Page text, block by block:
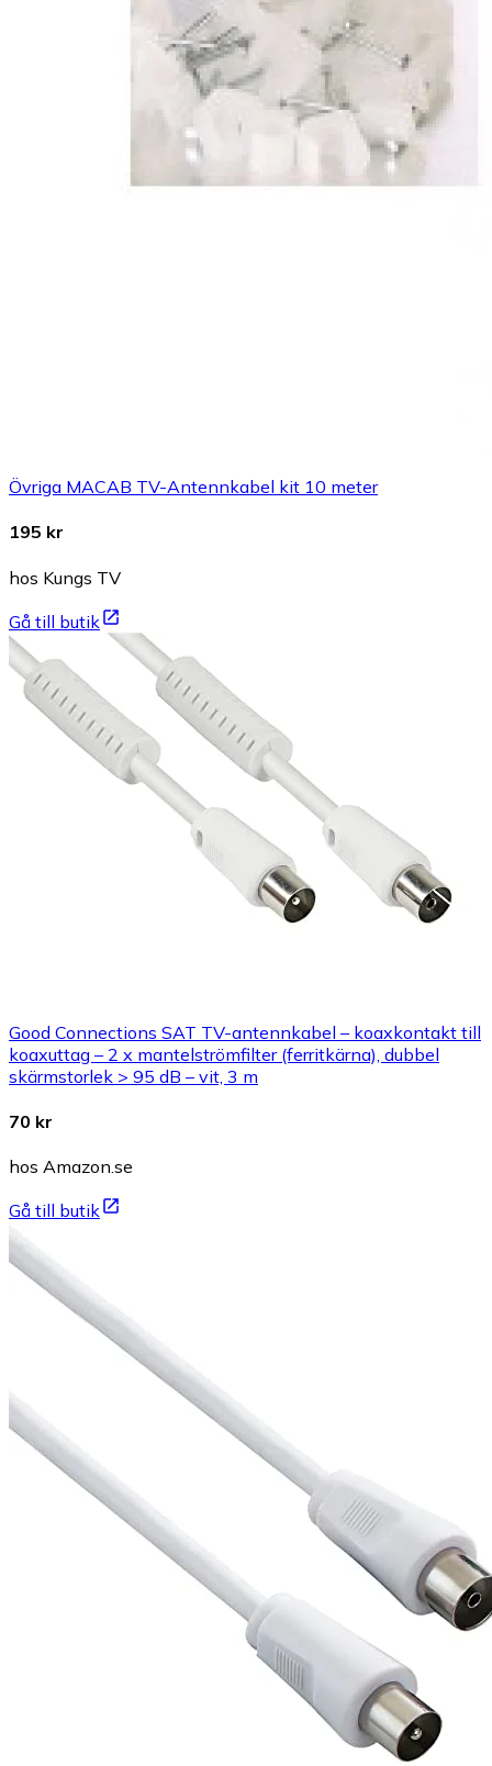
Övriga MACAB TV-Antennkabel kit 10 meter
195 kr
hos Kungs TV
Gå till butik
Good Connections SAT TV-antennkabel – koaxkontakt till
koaxuttag – 2 x mantelströmfilter (ferritkärna), dubbel
skärmstorlek > 95 dB – vit, 3 m
70 kr
hos Amazon.se
Gå till butik